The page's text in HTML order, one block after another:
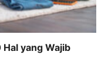
yang Wajib